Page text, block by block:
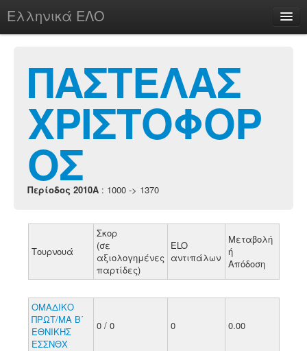
Ελληνικά ΕΛΟ
chesstu.be @ discord
Login
ΠΑΣΤΕΛΑΣ
ΧΡΙΣΤΟΦΟΡ
ΟΣ
Περίοδος 2010A : 1000 -> 1370
Τουρνουά
Σκορ
(σε
αξιολογημένες
παρτίδες)
ELO
αντιπάλων
Μεταβολή
ή
Απόδοση
ΟΜΑΔΙΚΟ
ΠΡΩΤ/ΜΑ Β΄
ΕΘΝΙΚΗΣ
ΕΣΣΝΘΧ
0 / 0 0 0.00